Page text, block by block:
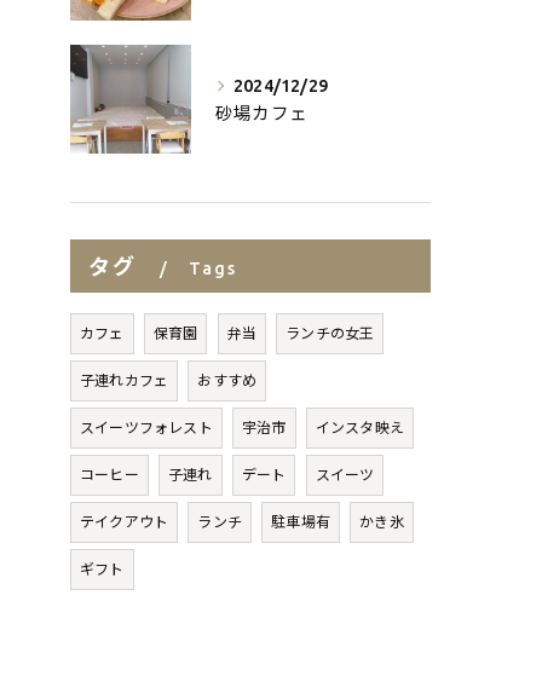
2024/12/29
砂場カフェ
タグ Tags
カフェ 保育園 弁当 ランチの女王
子連れカフェ おすすめ
スイーツフォレスト 宇治市 インスタ映え
コーヒー 子連れ デート スイーツ
テイクアウト ランチ 駐車場有 かき氷
ギフト